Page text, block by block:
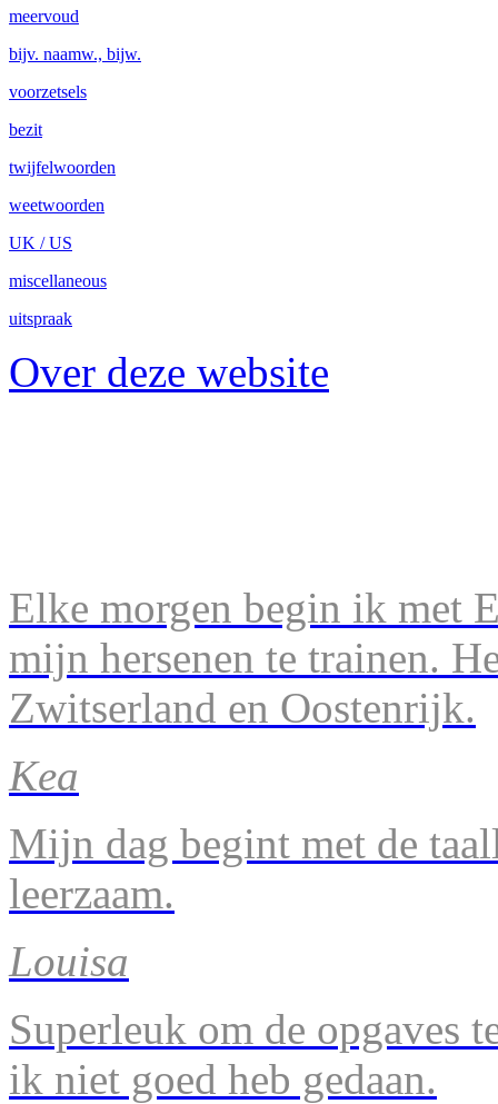
meervoud
bijv. naamw., bijw.
voorzetsels
bezit
twijfelwoorden
weetwoorden
UK / US
miscellaneous
uitspraak
Over deze website
Elke morgen begin ik met
mijn hersenen te trainen.
Zwitserland en Oostenrijk.
Kea
Mijn dag begint met de
leerzaam.
Louisa
Superleuk om de opgaves
ik niet goed heb gedaan.